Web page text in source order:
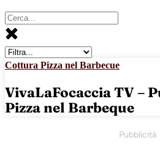
Cottura Pizza nel Barbecue
VivaLaFocaccia TV –
Pizza nel Barbeque
Pubblicità